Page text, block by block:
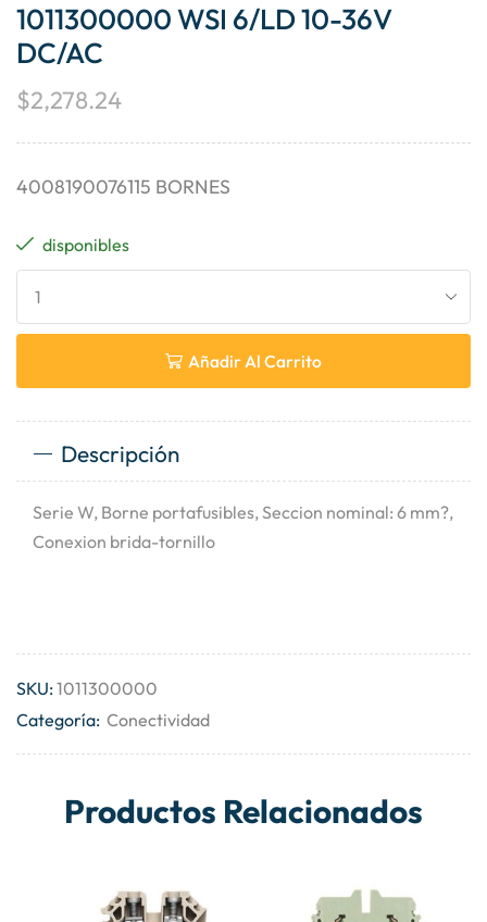
1011300000 WSI 6/LD 10-36V
DC/AC
$2,278.24
4008190076115 BORNES
disponibles
Añadir Al Carrito
Descripción
Serie W, Borne portafusibles, Seccion nominal: 6 mm?,
Conexion brida-tornillo
SKU:1011300000
Categoría: Conectividad
Productos Relacionados